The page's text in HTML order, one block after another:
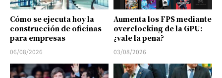
Cómo se ejecuta hoy la
construcción de oficinas
para empresas
06/08/2026
Aumenta los FPS mediante
overclocking de la GPU:
¿vale la pena?
03/08/2026